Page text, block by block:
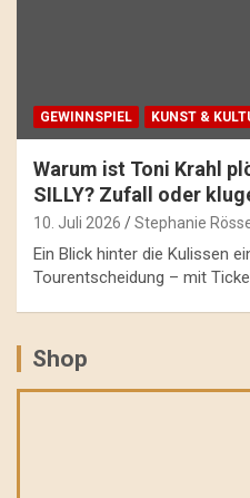
GEWINNSPIEL KUNST &
Warum ist Toni Krahl
SILLY? Zufall oder
10. Juli 2026 Stephanie
Ein Blick hinter die Kulissen
Tourentscheidung – mit
Shop